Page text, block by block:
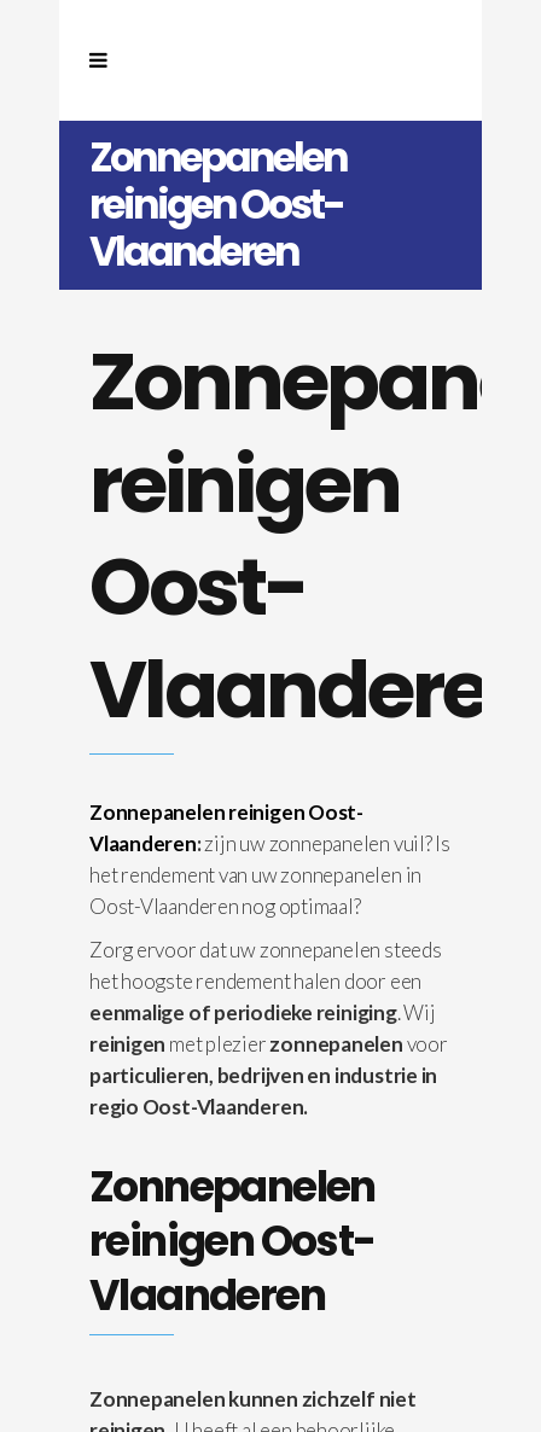
Zonnepanelen
reinigen Oost-
Vlaanderen
reinigen
Oost-
Vlaanderen
Zonnepanelen reinigen Oost-
Vlaanderen:zijn uw zonnepanelen vuil? Is
het rendement van uw zonnepanelen in
Oost-Vlaanderen nog optimaal?
Zorg ervoor dat uw zonnepanelen steeds
het hoogste rendement halen door een
eenmalige of periodieke reiniging. Wij
reinigen met plezierzonnepanelenvoor
particulieren, bedrijven en industrie in
regio Oost-Vlaanderen.
Zonnepanelen
reinigen Oost-
Vlaanderen
Zonnepanelen kunnen zichzelf niet